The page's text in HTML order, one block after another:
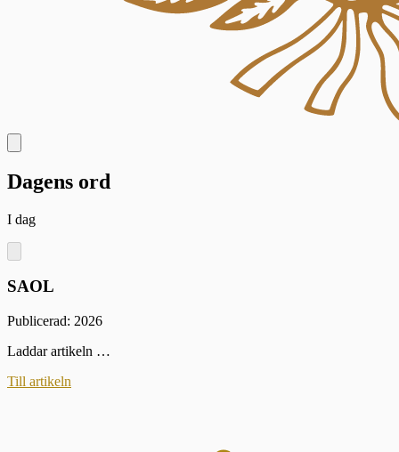
Dagens ord
I dag
SAOL
Publicerad: 2026
Laddar artikeln …
Till artikeln